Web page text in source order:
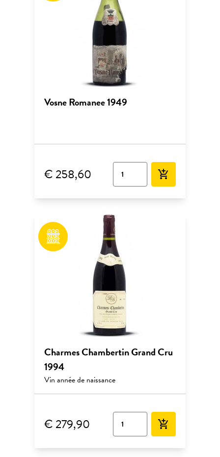
Vosne Romanee 1949
€ 258,60 add_shopping_cart
Charmes Chambertin Grand Cru
1994
Vin année de naissance
€ 279,90 add_shopping_cart